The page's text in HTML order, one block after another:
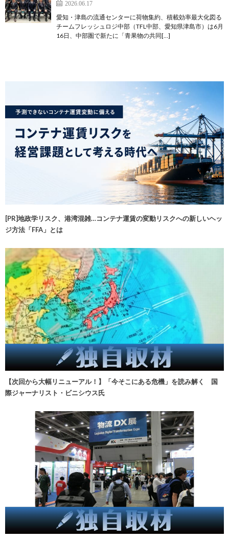
2026.06.17
愛知・津島の流通センターに荷物集約、積載効率最大化図る
チームフレッシュロジ中部（TFL中部、愛知県津島市）は6月
16日、中部圏で新たに「青果物の共同[…]
[PR]地政学リスク、港湾混雑…コンテナ運賃の変動リスクへの新しいヘッ
ジ方法「FFA」とは
【次回から大幅リニューアル！】「今そこにある危機」を読み解く 国
際ジャーナリスト・ビニシウス氏